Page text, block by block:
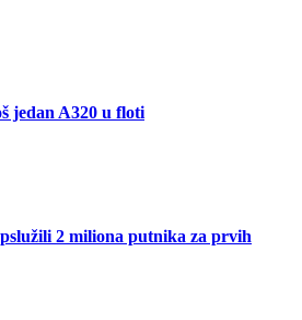
jedan A320 u floti
2 miliona putnika za prvih